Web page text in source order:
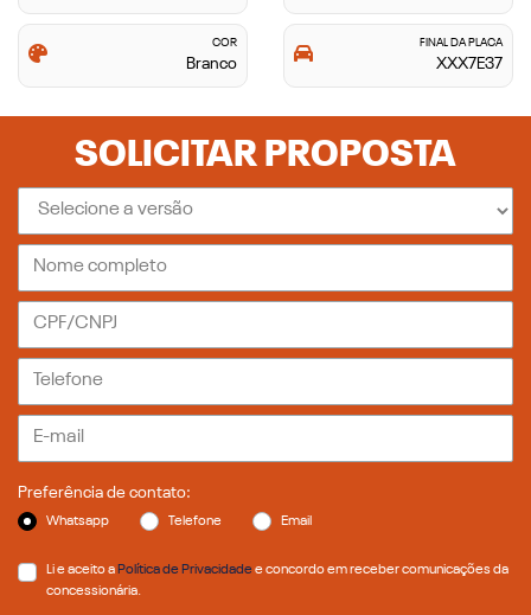
COR
Branco
FINAL DA PLACA
XXX7E37
SOLICITAR PROPOSTA
Preferência de contato:
Whatsapp Telefone Email
Li e aceito aPolítica de Privacidadee concordo em receber comunicações da
concessionária.